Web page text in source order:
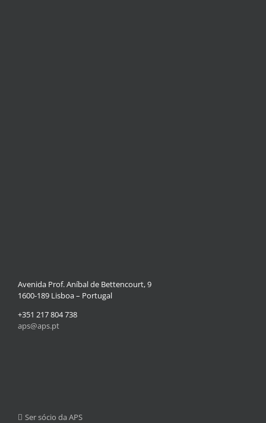
Avenida Prof. Aníbal de Bettencourt, 9
1600-189 Lisboa – Portugal
+351 217 804 738
aps@aps.pt
Ser sócio da APS